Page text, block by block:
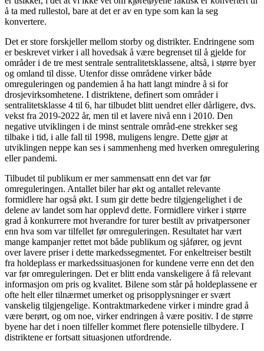
å ta med rullestol, bare at det er av en type som kan la seg
konvertere.
Det er store forskjeller mellom storby og distrikter. Endringene som
er beskrevet virker i all hovedsak å være begrenset til å gjelde for
områder i de tre mest sentrale sentralitetsklassene, altså, i større byer
og omland til disse. Utenfor disse områdene virker både
omreguleringen og pandemien å ha hatt langt mindre å si for
drosjevirksomhetene. I distriktene, definert som områder i
sentralitetsklasse 4 til 6, har tilbudet blitt uendret eller dårligere, dvs.
vekst fra 2019-2022 år, men til et lavere nivå enn i 2010. Den
negative utviklingen i de minst sentrale områd-ene strekker seg
tilbake i tid, i alle fall til 1998, muligens lengre. Dette gjør at
utviklingen neppe kan ses i sammenheng med hverken omregulering
eller pandemi.
Tilbudet til publikum er mer sammensatt enn det var før
omreguleringen. Antallet biler har økt og antallet relevante
formidlere har også økt. I sum gir dette bedre tilgjengelighet i de
delene av landet som har opplevd dette. Formidlere virker i større
grad å konkurrere mot hverandre for turer bestilt av privatpersoner
enn hva som var tilfellet før omreguleringen. Resultatet har vært
mange kampanjer rettet mot både publikum og sjåfører, og jevnt
over lavere priser i dette markedssegmentet. For enkeltreiser bestilt
fra holdeplass er markedssituasjonen for kundene verre enn det den
var før omreguleringen. Det er blitt enda vanskeligere å få relevant
informasjon om pris og kvalitet. Bilene som står på holdeplassene er
ofte helt eller tilnærmet umerket og prisopplysninger er svært
vanskelig tilgjengelige. Kontraktmarkedene virker i mindre grad å
være berørt, og om noe, virker endringen å være positiv. I de større
byene har det i noen tilfeller kommet flere potensielle tilbydere. I
distriktene er fortsatt situasjonen utfordrende.